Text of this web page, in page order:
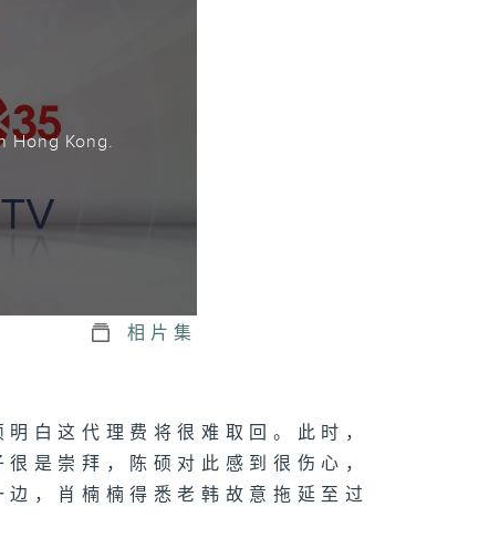
Hong Kong.
相片集
白这代理费将很难取回。此时，
是崇拜，陈硕对此感到很伤心，
，肖楠楠得悉老韩故意拖延至过